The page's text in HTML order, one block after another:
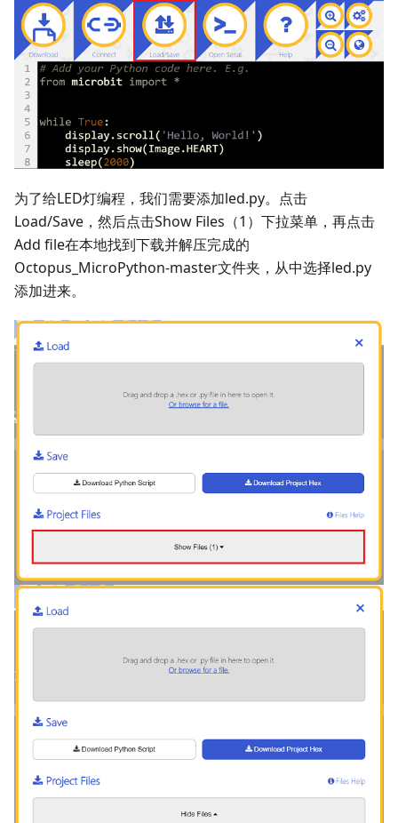
为了给LED灯编程，我们需要添加led.py。点击
Load/Save，然后点击Show Files（1）下拉菜单，再点击
Add file在本地找到下载并解压完成的
Octopus_MicroPython-master文件夹，从中选择led.py
添加进来。